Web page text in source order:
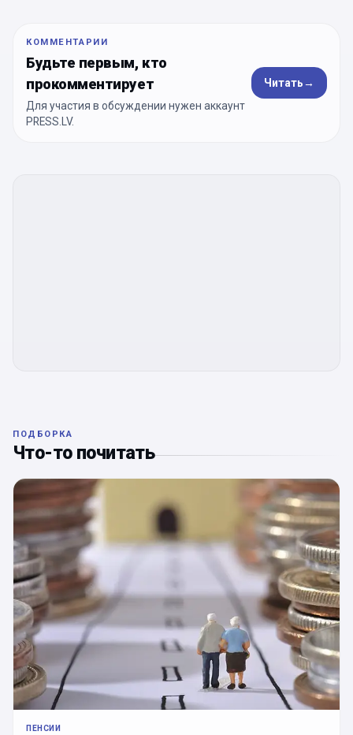
КОММЕНТАРИИ
Будьте первым, кто
прокомментирует
Для участия в обсуждении нужен аккаунт
PRESS.LV.
Читать→
ПОДБОРКА
Что-то почитать
ПЕНСИИ